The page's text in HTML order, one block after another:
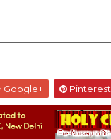
Google+ Pinterest